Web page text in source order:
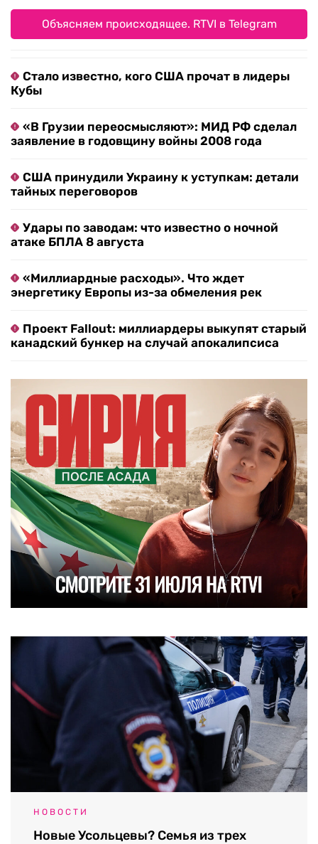
Объясняем происходящее. RTVI в Telegram
Стало известно, кого США прочат в лидеры
Кубы
«В Грузии переосмысляют»: МИД РФ сделал
заявление в годовщину войны 2008 года
США принудили Украину к уступкам: детали
тайных переговоров
Удары по заводам: что известно о ночной
атаке БПЛА 8 августа
«Миллиардные расходы». Что ждет
энергетику Европы из-за обмеления рек
Проект Fallout: миллиардеры выкупят старый
канадский бункер на случай апокалипсиса
НОВОСТИ
Новые Усольцевы? Семья из трех